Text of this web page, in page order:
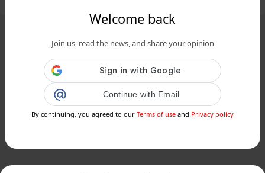
Welcome back
Join us, read the news, and share your opinion
Continue with Email
By continuing, you agreed to our Terms of use and Privacy policy